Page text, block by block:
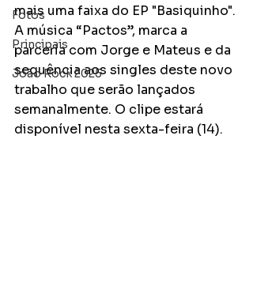
Fotos
Principais
João Rock 2025
mais uma faixa do EP "Basiquinho".
A música “Pactos”, marca a
parceria com Jorge e Mateus e da
sequência aos singles deste novo
trabalho que serão lançados
semanalmente. O clipe estará
disponível nesta sexta-feira (14).